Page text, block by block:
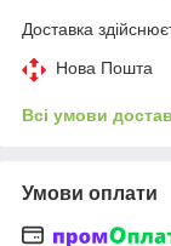
Доставка
Нова Пошта
Всі умови
Умови оплати